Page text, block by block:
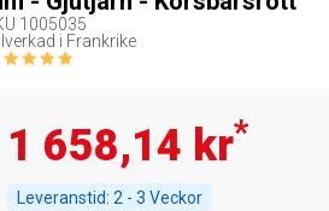
1005035
i Frankrike
1 658,14 kr*
Leveranstid: 2 - 3 Veckor